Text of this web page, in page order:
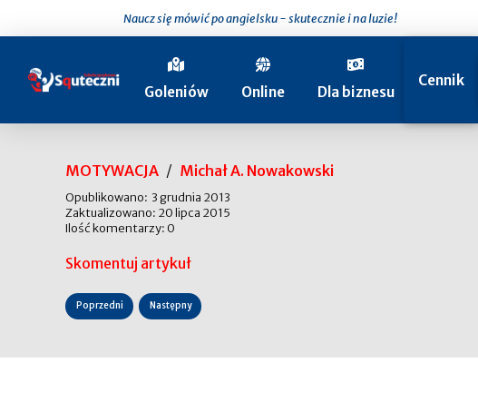
Naucz się mówić po angielsku - skutecznie i na luzie!
Goleniów Online Dla biznesu
Cennik
MOTYWACJA / Michał A. Nowakowski
Opublikowano: 3 grudnia 2013
Zaktualizowano: 20 lipca 2015
Ilość komentarzy: 0
Skomentuj artykuł
Poprzedni Następny